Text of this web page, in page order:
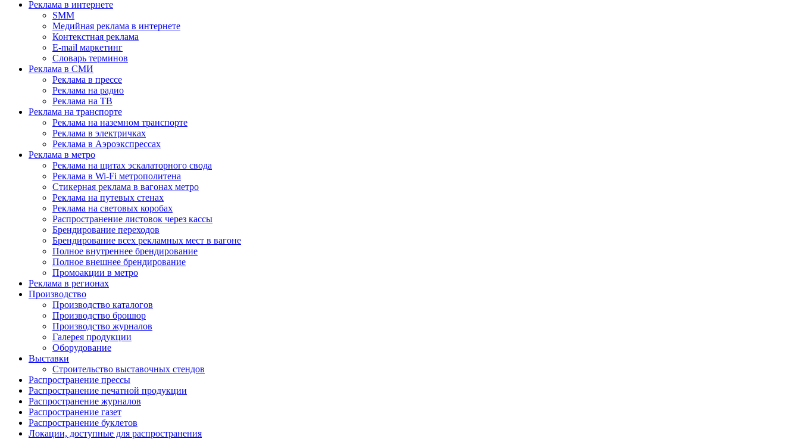
Реклама в интернете
SMM
Медийная реклама в интернете
Контекстная реклама
E-mail маркетинг
Словарь терминов
Реклама в СМИ
Реклама в прессе
Реклама на радио
Реклама на ТВ
Реклама на транспорте
Реклама на наземном транспорте
Реклама в электричках
Реклама в Аэроэкспрессах
Реклама в метро
Реклама на щитах эскалаторного свода
Реклама в Wi-Fi метрополитена
Стикерная реклама в вагонах метро
Реклама на путевых стенах
Реклама на световых коробах
Распространение листовок через кассы
Брендирование переходов
Брендирование всех рекламных мест в вагоне
Полное внутреннее брендирование
Полное внешнее брендирование
Промоакции в метро
Реклама в регионах
Производство
Производство каталогов
Производство брошюр
Производство журналов
Галерея продукции
Оборудование
Выставки
Строительство выставочных стендов
Распространение прессы
Распространение печатной продукции
Распространение журналов
Распространение газет
Распространение буклетов
Локации, доступные для распространения